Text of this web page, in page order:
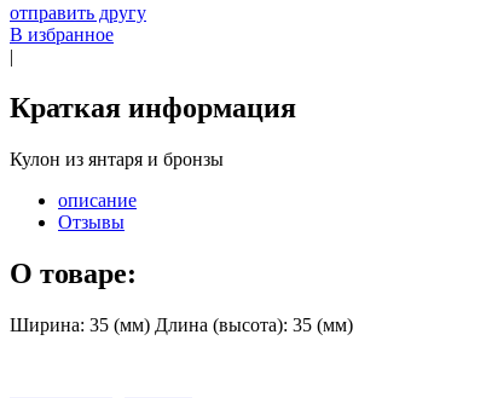
отправить другу
В избранное
|
Краткая информация
Кулон из янтаря и бронзы
описание
Отзывы
О товаре:
Ширина: 35 (мм) Длина (высота): 35 (мм)